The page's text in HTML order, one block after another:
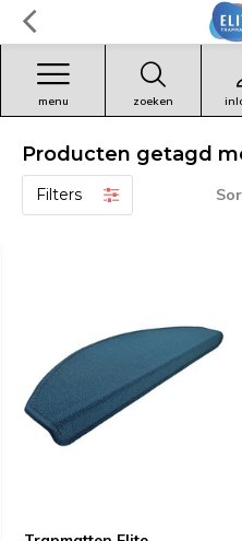
zoeken
menu
Producten getagd
Filters